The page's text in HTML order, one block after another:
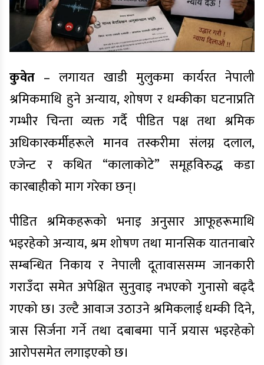
कुवेत – लगायत खाडी मुलुकमा कार्यरत नेपाली
श्रमिकमाथि हुने अन्याय, शोषण र धम्कीका घटनाप्रति
गम्भीर चिन्ता व्यक्त गर्दै पीडित पक्ष तथा श्रमिक
अधिकारकर्मीहरूले मानव तस्करीमा संलग्न दलाल,
एजेन्ट र कथित “कालाकोटे” समूहविरुद्ध कडा
कारबाहीको माग गरेका छन्।
पीडित श्रमिकहरूको भनाइ अनुसार आफूहरूमाथि
भइरहेको अन्याय, श्रम शोषण तथा मानसिक यातनाबारे
सम्बन्धित निकाय र नेपाली दूतावाससम्म जानकारी
गराउँदा समेत अपेक्षित सुनुवाइ नभएको गुनासो बढ्दै
गएको छ। उल्टै आवाज उठाउने श्रमिकलाई धम्की दिने,
त्रास सिर्जना गर्ने तथा दबाबमा पार्ने प्रयास भइरहेको
आरोपसमेत लगाइएको छ।